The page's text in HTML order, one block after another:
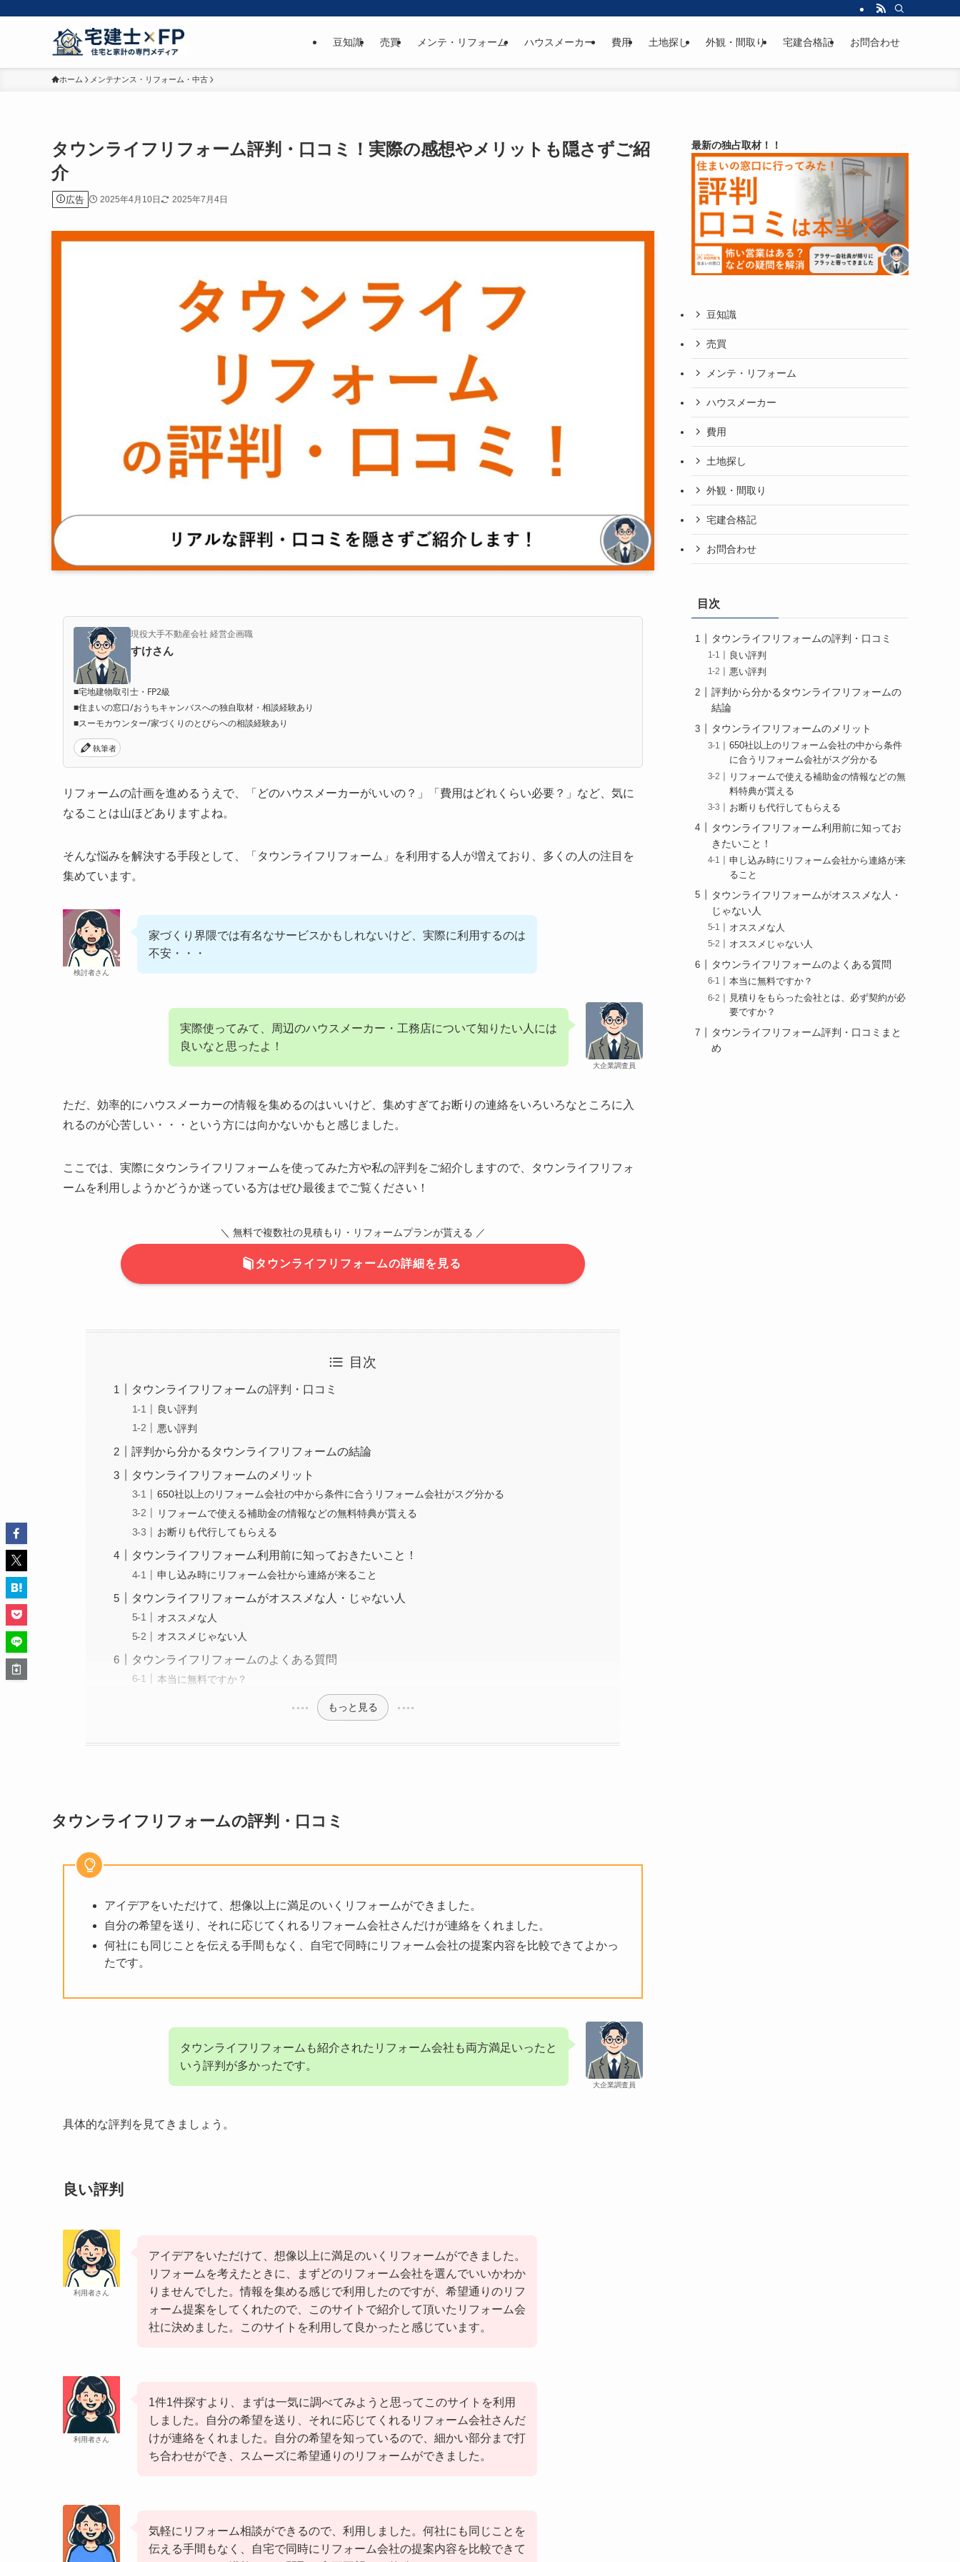
豆知識 売買 メンテ・リフォーム ハウスメーカー 費用 土地探し 外観・間取り 宅建合格記 お問合わせ
ホーム メンテナンス・リフォーム・中古
タウンライフリフォーム評判・口コミ！実際の感想やメリットも隠さずご紹
介
広告 2025年4月10日 2025年7月4日
現役大手不動産会社 経営企画職
すけさん
■宅地建物取引士・FP2級
■住まいの窓口/おうちキャンバスへの独自取材・相談経験あり
■スーモカウンター/家づくりのとびらへの相談経験あり
執筆者
リフォームの計画を進めるうえで、「どのハウスメーカーがいいの？」「費用はどれくらい必要？」など、気に
なることは山ほどありますよね。
そんな悩みを解決する手段として、「タウンライフリフォーム」を利用する人が増えており、多くの人の注目を
集めています。
検討者さん
家づくり界隈では有名なサービスかもしれないけど、実際に利用するのは
不安・・・
大企業調査員
実際使ってみて、周辺のハウスメーカー・工務店について知りたい人には
良いなと思ったよ！
ただ、効率的にハウスメーカーの情報を集めるのはいいけど、集めすぎてお断りの連絡をいろいろなところに入
れるのが心苦しい・・・という方には向かないかもと感じました。
ここでは、実際にタウンライフリフォームを使ってみた方や私の評判をご紹介しますので、タウンライフリフォ
ームを利用しようかどうか迷っている方はぜひ最後までご覧ください！
＼ 無料で複数社の見積もり・リフォームプランが貰える ／
タウンライフリフォームの詳細を見る
目次
タウンライフリフォームの評判・口コミ
良い評判
悪い評判
評判から分かるタウンライフリフォームの結論
タウンライフリフォームのメリット
650社以上のリフォーム会社の中から条件に合うリフォーム会社がスグ分かる
リフォームで使える補助金の情報などの無料特典が貰える
お断りも代行してもらえる
タウンライフリフォーム利用前に知っておきたいこと！
申し込み時にリフォーム会社から連絡が来ること
タウンライフリフォームがオススメな人・じゃない人
オススメな人
オススメじゃない人
タウンライフリフォームのよくある質問
本当に無料ですか？
もっと見る
タウンライフリフォームの評判・口コミ
アイデアをいただけて、想像以上に満足のいくリフォームができました。
自分の希望を送り、それに応じてくれるリフォーム会社さんだけが連絡をくれました。
何社にも同じことを伝える手間もなく、自宅で同時にリフォーム会社の提案内容を比較できてよかっ
たです。
大企業調査員
タウンライフリフォームも紹介されたリフォーム会社も両方満足いったと
いう評判が多かったです。
具体的な評判を見てきましょう。
良い評判
利用者さん
アイデアをいただけて、想像以上に満足のいくリフォームができました。
リフォームを考えたときに、まずどのリフォーム会社を選んでいいかわか
りませんでした。情報を集める感じで利用したのですが、希望通りのリフ
ォーム提案をしてくれたので、このサイトで紹介して頂いたリフォーム会
社に決めました。このサイトを利用して良かったと感じています。
利用者さん
1件1件探すより、まずは一気に調べてみようと思ってこのサイトを利用
しました。自分の希望を送り、それに応じてくれるリフォーム会社さんだ
けが連絡をくれました。自分の希望を知っているので、細かい部分まで打
ち合わせができ、スムーズに希望通りのリフォームができました。
気軽にリフォーム相談ができるので、利用しました。何社にも同じことを
伝える手間もなく、自宅で同時にリフォーム会社の提案内容を比較できて
最新の独占取材！！
豆知識
売買
メンテ・リフォーム
ハウスメーカー
費用
土地探し
外観・間取り
宅建合格記
お問合わせ
目次
タウンライフリフォームの評判・口コミ
良い評判
悪い評判
評判から分かるタウンライフリフォームの
結論
タウンライフリフォームのメリット
650社以上のリフォーム会社の中から条件
に合うリフォーム会社がスグ分かる
リフォームで使える補助金の情報などの無
料特典が貰える
お断りも代行してもらえる
タウンライフリフォーム利用前に知ってお
きたいこと！
申し込み時にリフォーム会社から連絡が来
ること
タウンライフリフォームがオススメな人・
じゃない人
オススメな人
オススメじゃない人
タウンライフリフォームのよくある質問
本当に無料ですか？
見積りをもらった会社とは、必ず契約が必
要ですか？
タウンライフリフォーム評判・口コミまと
め